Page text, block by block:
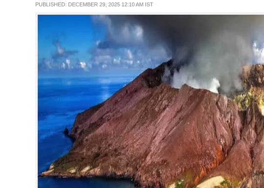
LIFESTYLE
PUBLISHED: DECEMBER 29, 2025 12:10 AM IST